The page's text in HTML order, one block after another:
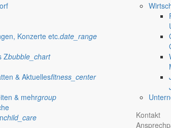
Konzerte etc.date_range
Zbubble_chart
& Aktuellesfitness_center
& mehrgroup
child_care
Kontakt